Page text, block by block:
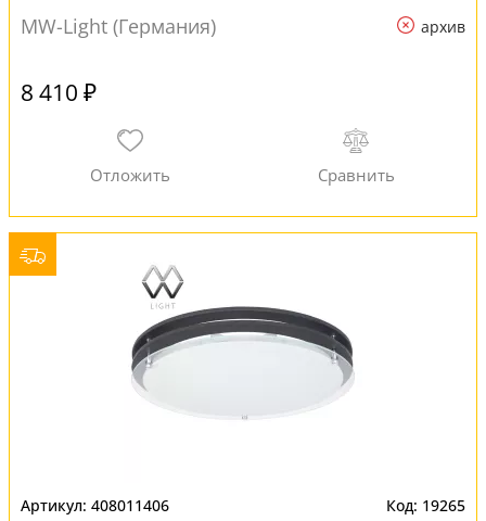
MW-Light (Германия)
архив
8 410 ₽
408011406 19265